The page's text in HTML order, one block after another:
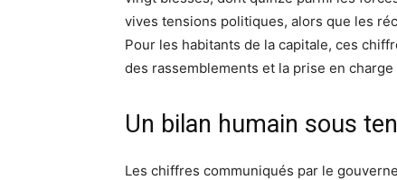
vives tensions politiques, alors que les
Pour les habitants de la capitale, ces
des rassemblements et la prise en
Un bilan humain sous
Les chiffres communiqués par le